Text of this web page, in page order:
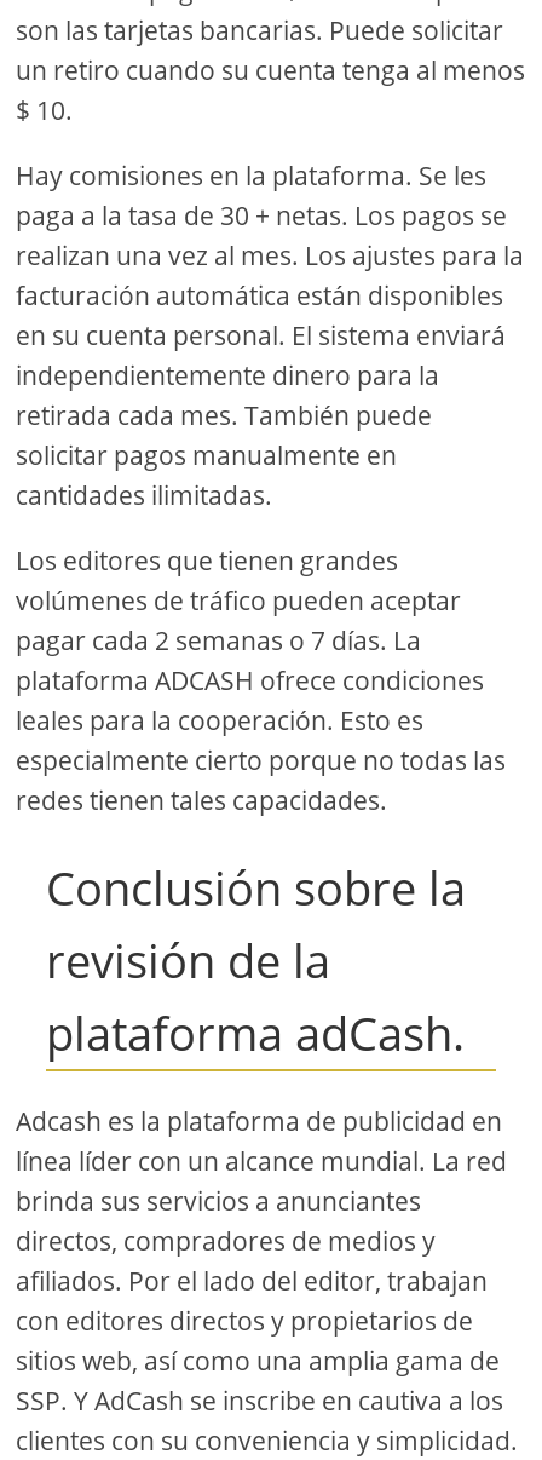
son las tarjetas bancarias. Puede solicitar
un retiro cuando su cuenta tenga al menos
$ 10.
Hay comisiones en la plataforma. Se les
paga a la tasa de 30 + netas. Los pagos se
realizan una vez al mes. Los ajustes para la
facturación automática están disponibles
en su cuenta personal. El sistema enviará
independientemente dinero para la
retirada cada mes. También puede
solicitar pagos manualmente en
cantidades ilimitadas.
Los editores que tienen grandes
volúmenes de tráfico pueden aceptar
pagar cada 2 semanas o 7 días. La
plataforma ADCASH ofrece condiciones
leales para la cooperación. Esto es
especialmente cierto porque no todas las
redes tienen tales capacidades.
Conclusión sobre la
revisión de la
plataforma adCash.
Adcash es la plataforma de publicidad en
línea líder con un alcance mundial. La red
brinda sus servicios a anunciantes
directos, compradores de medios y
afiliados. Por el lado del editor, trabajan
con editores directos y propietarios de
sitios web, así como una amplia gama de
SSP. Y AdCash se inscribe en cautiva a los
clientes con su conveniencia y simplicidad.